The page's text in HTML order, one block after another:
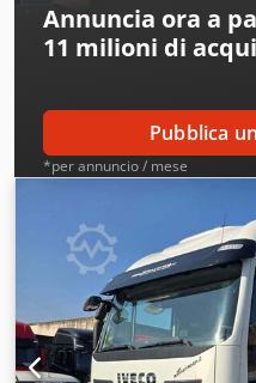
Annuncia ora a
11 milioni di
Pubblica
*per annuncio / mese